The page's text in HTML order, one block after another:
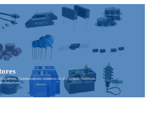
Condensadores ceramicos de alto voltaje, Varistores,